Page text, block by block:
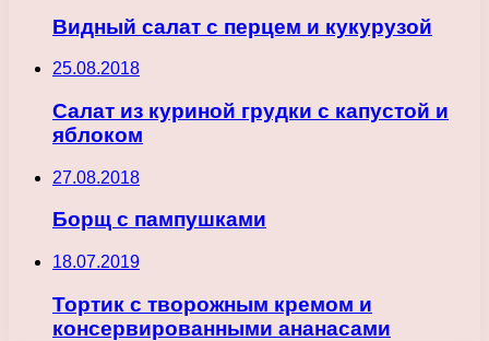
Видный салат с перцем и кукурузой
25.08.2018
Салат из куриной грудки с капустой и
яблоком
27.08.2018
Борщ с пампушками
18.07.2019
Тортик с творожным кремом и
консервированными ананасами